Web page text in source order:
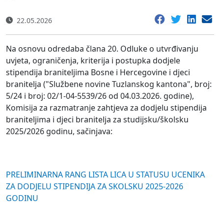
22.05.2026
Na osnovu odredaba člana 20. Odluke o utvrđivanju
uvjeta, ograničenja, kriterija i postupka dodjele
stipendija braniteljima Bosne i Hercegovine i djeci
branitelja ("Službene novine Tuzlanskog kantona", broj:
5/24 i broj: 02/1-04-5539/26 od 04.03.2026. godine),
Komisija za razmatranje zahtjeva za dodjelu stipendija
braniteljima i djeci branitelja za studijsku/školsku
2025/2026 godinu, sačinjava:
PRELIMINARNA RANG LISTA LICA U STATUSU UCENIKA
ZA DODJELU STIPENDIJA ZA SKOLSKU 2025-2026
GODINU